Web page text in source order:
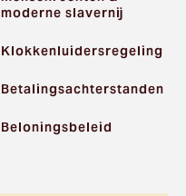
moderne slavernij
Klokkenluidersregeling
Betalingsachterstanden
Beloningsbeleid